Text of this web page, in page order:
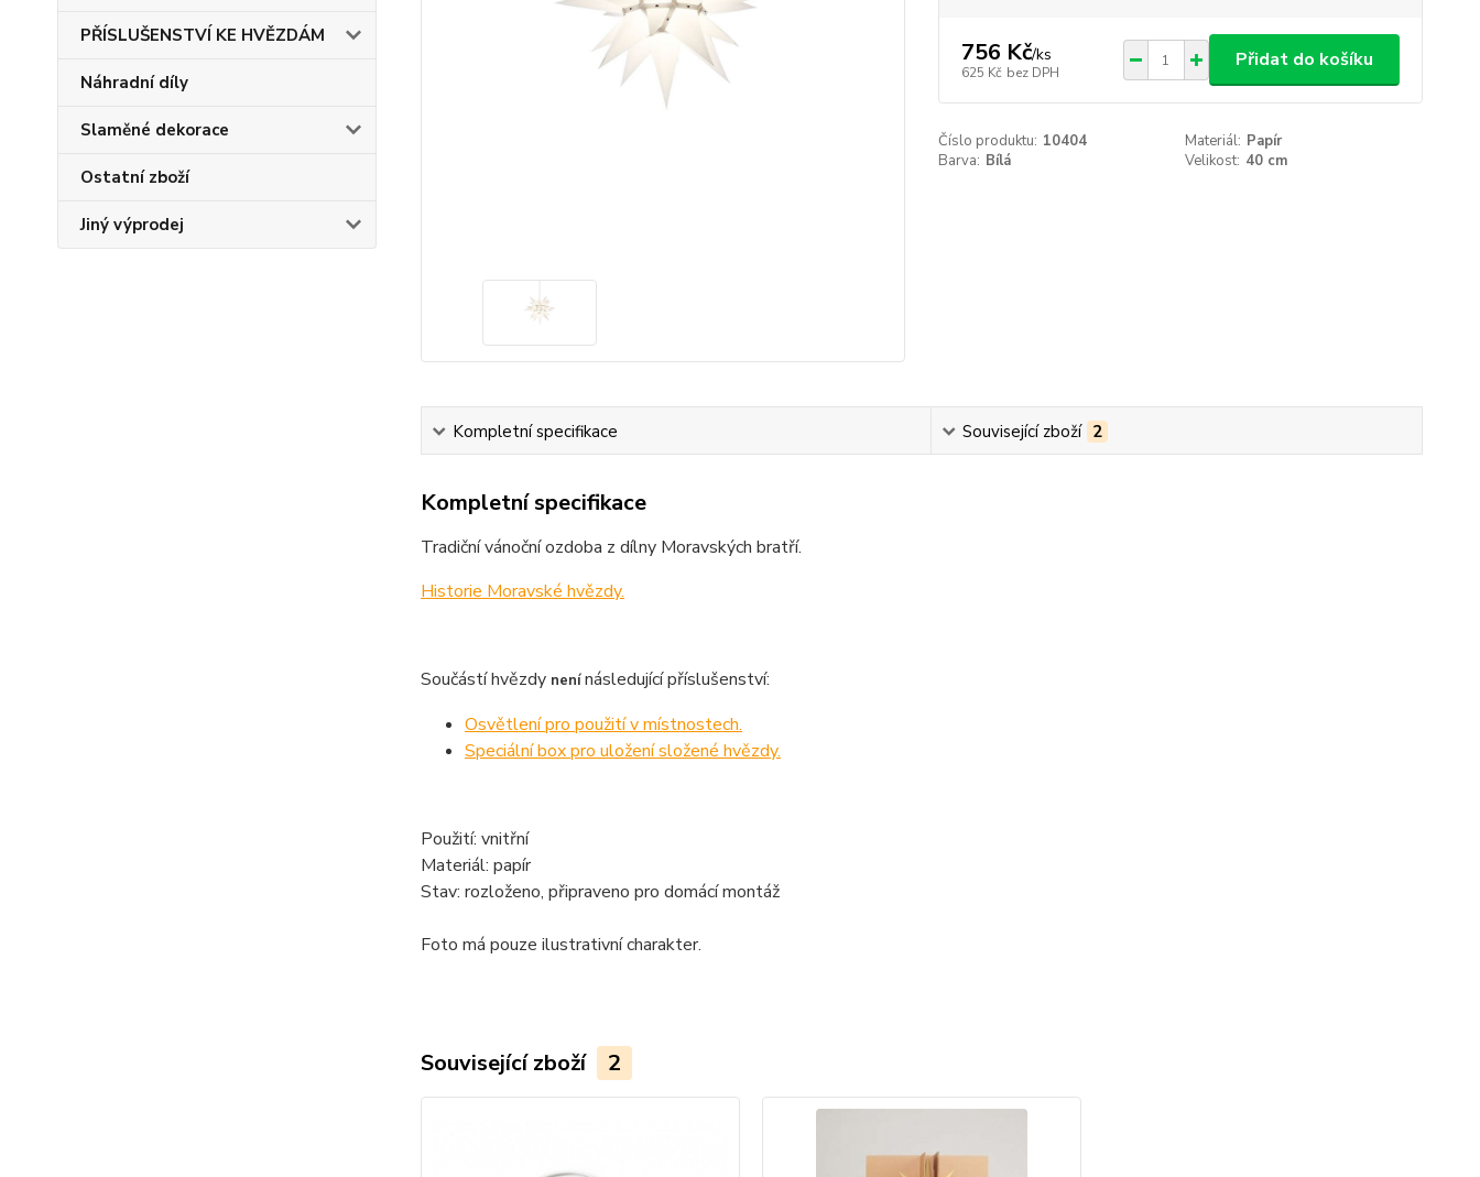
PŘÍSLUŠENSTVÍ KE HVĚZDÁM
Náhradní díly
Slaměné dekorace
Ostatní zboží
Jiný výprodej
756 Kč/ks
625 Kč bez DPH
Přidat do košíku
Číslo produktu: 10404 Materiál: Papír
Barva: Bílá Velikost: 40 cm
Kompletní specifikace Související zboží 2
Kompletní specifikace
Tradiční vánoční ozdoba z dílny Moravských bratří.
Historie Moravské hvězdy.
Součástí hvězdy nenínásledující příslušenství:
Osvětlení pro použití v místnostech.
Speciální box pro uložení složené hvězdy.
Použití: vnitřní
Materiál: papír
Stav: rozloženo, připraveno pro domácí montáž
Foto má pouze ilustrativní charakter.
Související zboží 2